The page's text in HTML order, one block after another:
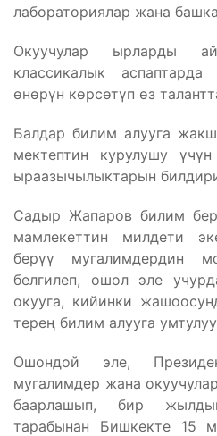
лабораториялар жана
Окуучулар ырларды
классикалык
өнөрүн көрсөтүп өз
Балдар билим алууга
мектептин курулушу
ыраазычылыктарын
Садыр Жапаров билим
мамлекеттин милдети
берүү мугалимдердин
белгилеп, ошол эле
окууга, кийинки
терең билим алууга
Ошондой эле,
мугалимдер жана
баарлашып, бир
тарабынан Бишкекте 15